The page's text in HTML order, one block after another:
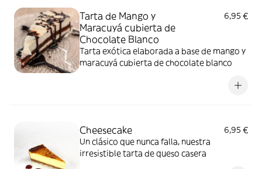
Tarta de Mango y
Maracuyá cubierta de
Chocolate Blanco
6,95 €
Tarta exótica elaborada a base de mango y
maracuyá cubierta de chocolate blanco
Cheesecake
6,95 €
Un clásico que nunca falla, nuestra
irresistible tarta de queso casera